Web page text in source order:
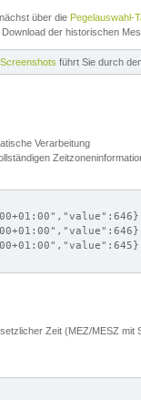
über die Pegelauswahl-
der historischen
führt Sie durch
Verarbeitung
Zeit (MEZ/MESZ mit